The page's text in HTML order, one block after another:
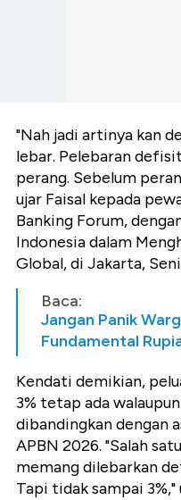
"Nah jadi artinya kan
lebar. Pelebaran
perang. Sebelum
ujar Faisal kepada
Banking Forum,
Indonesia dalam
Global, di Jakarta,
Baca:
Jangan Panik
Fundamental
Kendati demikian,
3% tetap ada
dibandingkan dengan
APBN 2026. "Salah
memang dilebarkan
Tapi tidak sampai 3%,"